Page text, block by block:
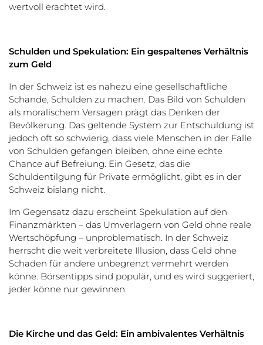
wertvoll erachtet wird.
Schulden und Spekulation: Ein gespaltenes Verhältnis
zum Geld
In der Schweiz ist es nahezu eine gesellschaftliche
Schande, Schulden zu machen. Das Bild von Schulden
als moralischem Versagen prägt das Denken der
Bevölkerung. Das geltende System zur Entschuldung ist
jedoch oft so schwierig, dass viele Menschen in der Falle
von Schulden gefangen bleiben, ohne eine echte
Chance auf Befreiung. Ein Gesetz, das die
Schuldentilgung für Private ermöglicht, gibt es in der
Schweiz bislang nicht.
Im Gegensatz dazu erscheint Spekulation auf den
Finanzmärkten – das Umverlagern von Geld ohne reale
Wertschöpfung – unproblematisch. In der Schweiz
herrscht die weit verbreitete Illusion, dass Geld ohne
Schaden für andere unbegrenzt vermehrt werden
könne. Börsentipps sind populär, und es wird suggeriert,
jeder könne nur gewinnen.
Die Kirche und das Geld: Ein ambivalentes Verhältnis